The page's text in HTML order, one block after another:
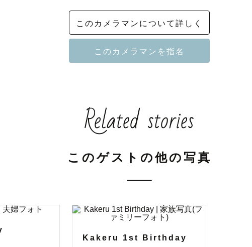
っとした日常を最高の思い出に」をコンセプトに撮影してお
真や雑誌、WEBメディアの撮影を中心に都内でカメラマン
また、雑誌やwebなど編集者としても活動している経験をい
ている瞬間や楽しい時間だけではなく、些細な気持ちの変化
時間や天候などによっては100枚以下の納品になる場合がご
このカメラマンについて詳しく
Related stories
このゲストの他の写真
Kakeru 1st Birthday